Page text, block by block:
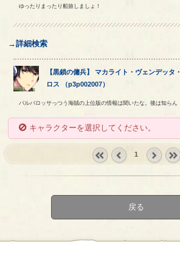
ゆったりまったり船旅しましょ！
→詳細検索
【黒鎖の傭兵】マカライト ・ ヴェンデッタ ・
ロス （p3p002007）
バルバロッサっつう海賊の上位版の情報は聞いたな。後は知らん
キャラクターを選択してください。
1
戻る